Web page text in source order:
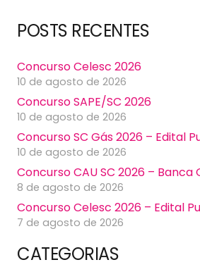
POSTS RECENTES
Concurso Celesc 2026
10 de agosto de 2026
Concurso SAPE/SC 2026
10 de agosto de 2026
Concurso SC Gás 2026 – Edital
10 de agosto de 2026
Concurso CAU SC 2026 – Banca
8 de agosto de 2026
Concurso Celesc 2026 – Edital
7 de agosto de 2026
CATEGORIAS